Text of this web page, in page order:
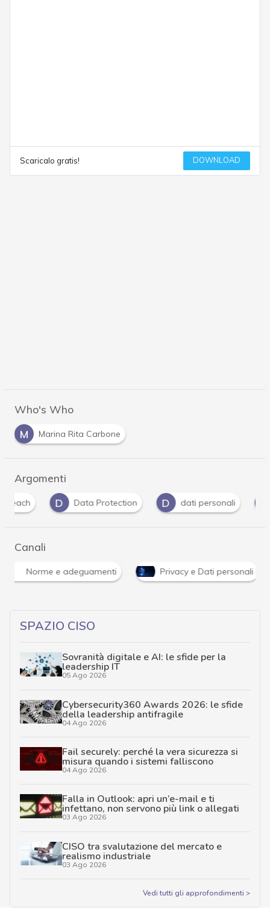
Scaricalo gratis! DOWNLOAD
Who's Who
M
Marina Rita Carbone
Argomenti
D
Data Protection D dati personali F
Canali
Norme e adeguamenti Privacy e Dati personali
SPAZIO CISO
Sovranità digitale e AI: le sfide per la
leadership IT
05 Ago 2026
Cybersecurity360 Awards 2026: le sfide
della leadership antifragile
04 Ago 2026
Fail securely: perché la vera sicurezza si
misura quando i sistemi falliscono
04 Ago 2026
Falla in Outlook: apri un’e-mail e ti
infettano, non servono più link o allegati
03 Ago 2026
CISO tra svalutazione del mercato e
realismo industriale
03 Ago 2026
Vedi tutti gli approfondimenti >